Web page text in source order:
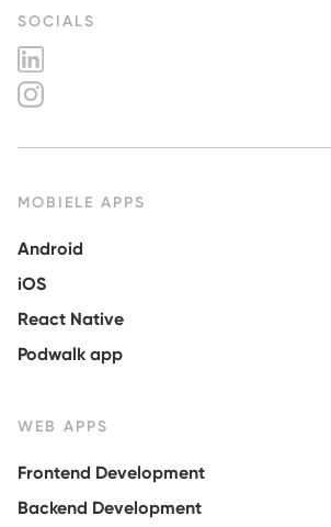
SOCIALS
MOBIELE APPS
Android
iOS
React Native
Podwalk app
WEB APPS
Frontend Development
Backend Development